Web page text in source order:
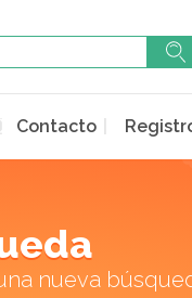
Contacto
nueva